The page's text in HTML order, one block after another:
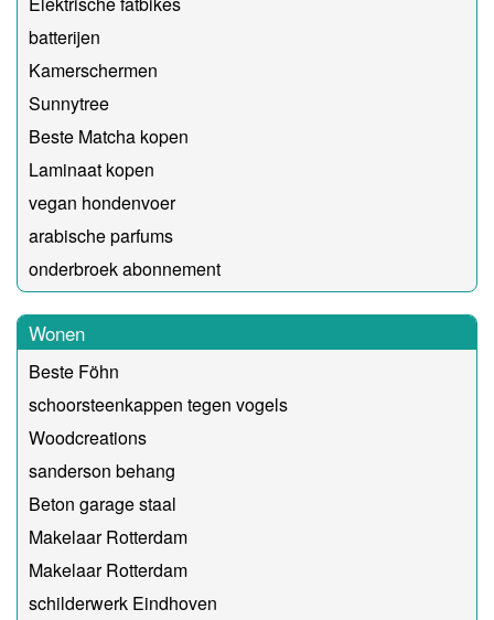
batterijen
Kamerschermen
Sunnytree
Beste Matcha kopen
Laminaat kopen
vegan hondenvoer
arabische parfums
onderbroek abonnement
Wonen
Beste Föhn
schoorsteenkappen tegen vogels
Woodcreations
sanderson behang
Beton garage staal
Makelaar Rotterdam
Makelaar Rotterdam
schilderwerk Eindhoven